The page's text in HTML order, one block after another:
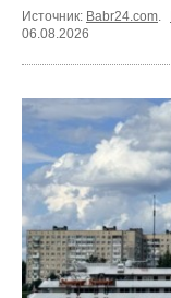
Источник: Babr24.com.
06.08.2026